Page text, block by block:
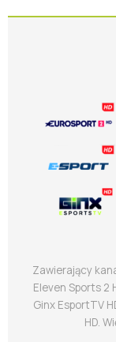
Zawierający
Eleven Sports 2
Ginx EsportTV
HD.